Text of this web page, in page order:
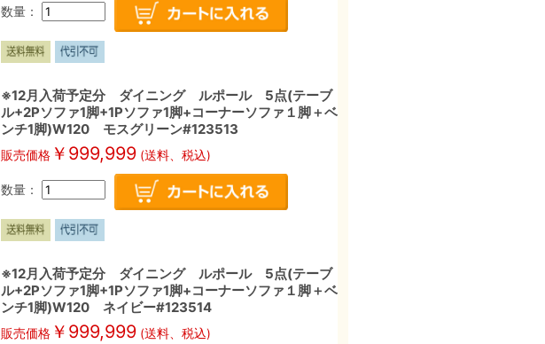
数量：
※12月入荷予定分 ダイニング ルポール 5点(テーブ
ル+2Pソファ1脚+1Pソファ1脚+コーナーソファ１脚＋ベ
ンチ1脚)W120 モスグリーン#123513
販売価格￥ 999,999(送料、税込)
数量：
※12月入荷予定分 ダイニング ルポール 5点(テーブ
ル+2Pソファ1脚+1Pソファ1脚+コーナーソファ１脚＋ベ
ンチ1脚)W120 ネイビー#123514
販売価格￥ 999,999(送料、税込)